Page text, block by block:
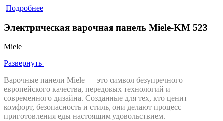
Подробнее
Электрическая варочная панель Miele-KM 523
Miele
Развернуть
Варочные панели Miele — это символ безупречного
европейского качества, передовых технологий и
современного дизайна. Созданные для тех, кто ценит
комфорт, безопасность и стиль, они делают процесс
приготовления еды настоящим удовольствием.